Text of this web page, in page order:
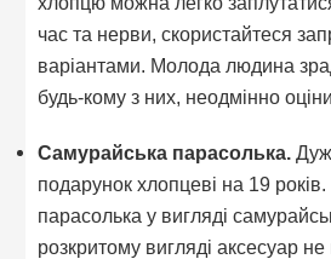
час та нерви, скористайтеся
варіантами. Молода людина
будь-кому з них, неодмінно
Самурайська парасолька.
подарунок хлопцеві на 19
парасолька у вигляді
розкритому вигляді аксесуар не